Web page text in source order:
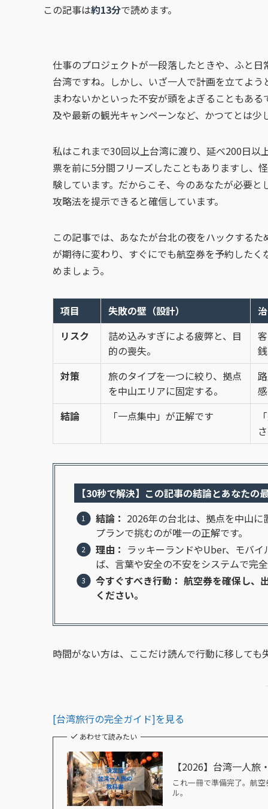
この記事は約13分で読めます。
仕事のプロジェクトが一段落したときや、ふと
台湾ですね。しかし、いざ一人で計画を立てよ
まわないかといった不安が頭をよぎることもあ
及や最新の観光キャンペーンなど、かつてとは少
私はこれまで30回以上台湾に渡り、延べ200日
票を前に5分間フリーズしたこともありますし、
験しています。だからこそ、今のあなたが必要
攻略法を提示できると確信しています。
この記事では、あなたが台北の夜をハックする
が期待に変わり、すぐにでも航空券を予約した
めましょう。
項目 失敗の壁（設計）
リスク
詰め込みすぎによる疲弊と、目
的の喪失。
対策
旅のタイプを一つに絞り、拠点
を中山エリアに固定する。
結論
「一点集中」が正解です
【30秒で解決】この記事の結論とあなたの
結論： 2026年の台北は、拠点を中山
プランで挑むのが唯一の正解です。
理由： ラッキーランドやUber、モバ
ば、言葉や安全の不安をシステムで完
今すぐすべき行動： 航空券を確保し、
ください。
時間がない方は、ここだけ読んで行動に移して
[台湾旅行の完全ガイド]を見る
あわせて読みたい
【2026】台湾一人
これ一冊で準備完了。航
ル。